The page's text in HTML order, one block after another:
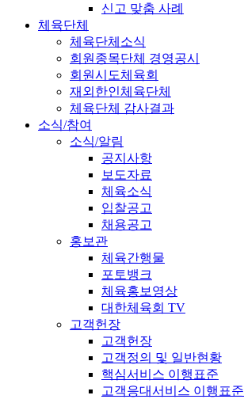
신고 맞춤 사례
체육단체
체육단체소식
회원종목단체 경영공시
회원시도체육회
재외한인체육단체
체육단체 감사결과
소식/참여
소식/알림
공지사항
보도자료
체육소식
입찰공고
채용공고
홍보관
체육간행물
포토뱅크
체육홍보영상
대한체육회 TV
고객헌장
고객헌장
고객정의 및 일반현황
핵심서비스 이행표준
고객응대서비스 이행표준